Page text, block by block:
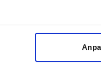
D1 D2 D3
25 10